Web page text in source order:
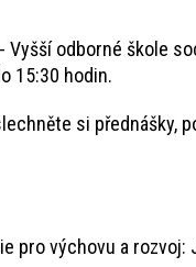
odborné škole
15:30 hodin.
si přednášky,
a rozvoj: